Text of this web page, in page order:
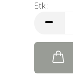
Stk:
Stk